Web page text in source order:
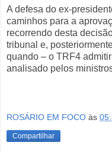
A defesa do ex-
caminhos para a
recorrendo desta
tribunal e,
quando – o TRF4
analisado pelos
ROSÁRIO EM FOCO às
Compartilhar